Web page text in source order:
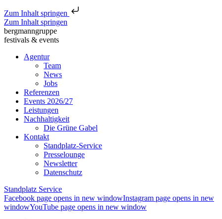
Zum Inhalt springen
Zum Inhalt springen
bergmanngruppe
festivals & events
Agentur
Team
News
Jobs
Referenzen
Events 2026/27
Leistungen
Nachhaltigkeit
Die Grüne Gabel
Kontakt
Standplatz-Service
Presselounge
Newsletter
Datenschutz
Standplatz Service
Facebook page opens in new windowInstagram page opens in new
windowYouTube page opens in new window